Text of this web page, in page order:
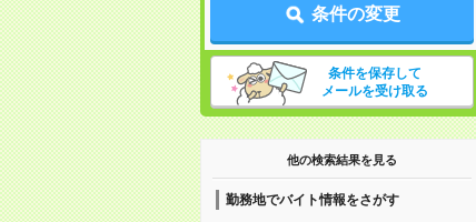
条件の変更
条件を保存して
メールを受け取る
他の検索結果を見る
勤務地でバイト情報をさがす